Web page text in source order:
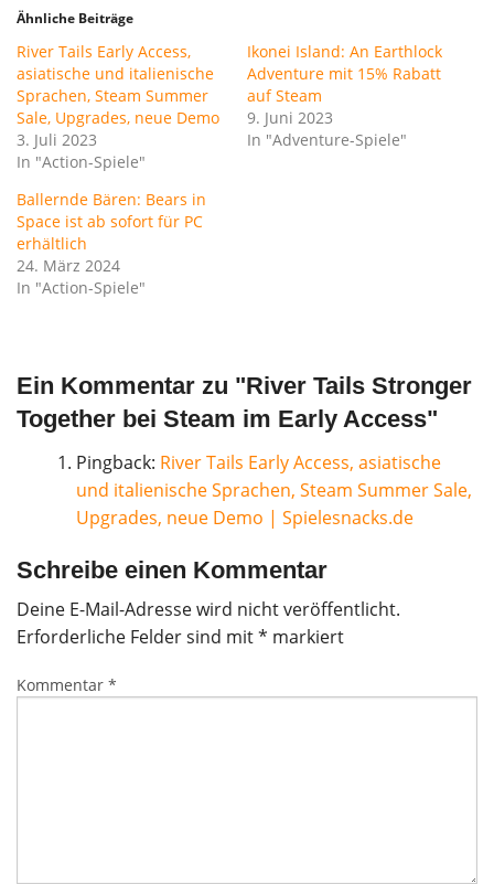
Ähnliche Beiträge
River Tails Early Access,
asiatische und italienische
Sprachen, Steam Summer
Sale, Upgrades, neue Demo
3. Juli 2023
In "Action-Spiele"
Ikonei Island: An Earthlock
Adventure mit 15% Rabatt
auf Steam
9. Juni 2023
In "Adventure-Spiele"
Ballernde Bären: Bears in
Space ist ab sofort für PC
erhältlich
24. März 2024
In "Action-Spiele"
Ein Kommentar zu "River Tails Stronger
Together bei Steam im Early Access"
Pingback: River Tails Early Access, asiatische
und italienische Sprachen, Steam Summer Sale,
Upgrades, neue Demo | Spielesnacks.de
Schreibe einen Kommentar
Deine E-Mail-Adresse wird nicht veröffentlicht.
Erforderliche Felder sind mit* markiert
Kommentar *